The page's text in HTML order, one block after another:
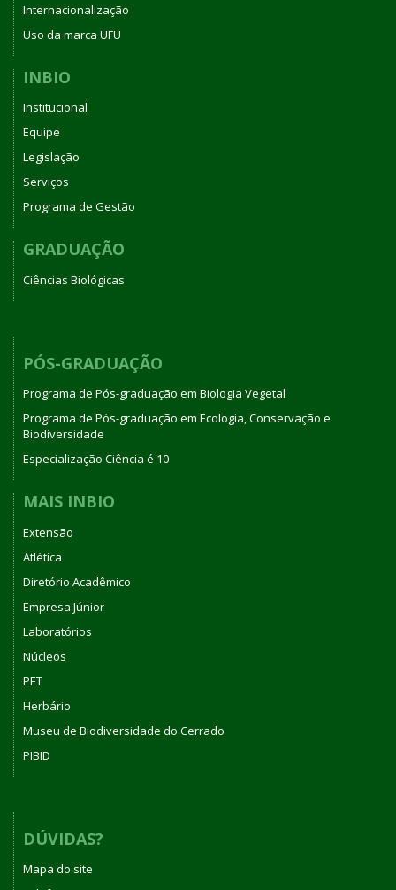
Internacionalização
Uso da marca UFU
INBIO
Institucional
Equipe
Legislação
Serviços
Programa de Gestão
GRADUAÇÃO
Ciências Biológicas
PÓS-GRADUAÇÃO
Programa de Pós-graduação em Biologia Vegetal
Programa de Pós-graduação em Ecologia, Conservação e
Biodiversidade
Especialização Ciência é 10
MAIS INBIO
Extensão
Atlética
Diretório Acadêmico
Empresa Júnior
Laboratórios
Núcleos
PET
Herbário
Museu de Biodiversidade do Cerrado
PIBID
DÚVIDAS?
Mapa do site